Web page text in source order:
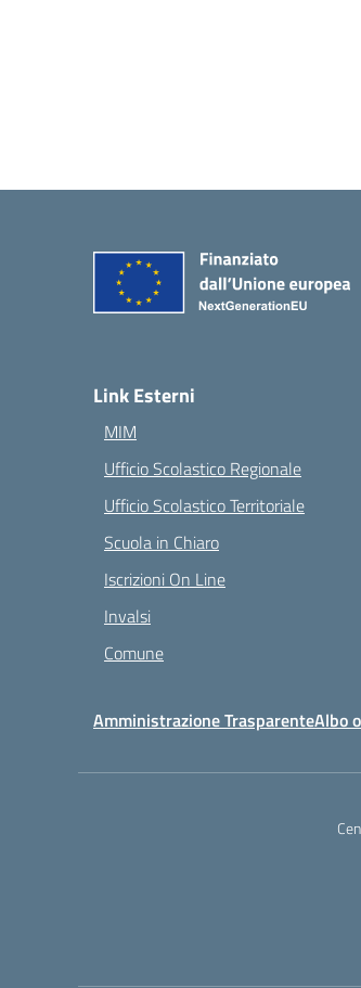
Link Esterni
MIM
Ufficio Scolastico Regionale
Ufficio Scolastico Territoriale
Scuola in Chiaro
Iscrizioni On Line
Invalsi
Comune
Amministrazione TrasparenteAlbo